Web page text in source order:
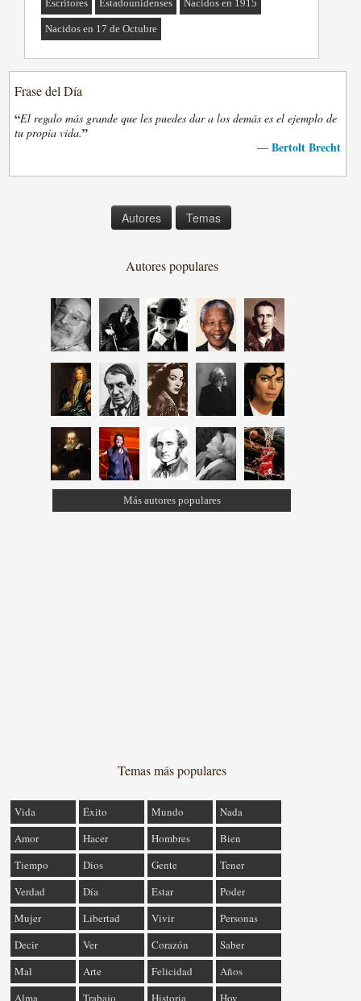
Escritores Estadounidenses Nacidos en 1915
Nacidos en 17 de Octubre
Frase del Día
“El regalo más grande que les puedes dar a los demás es el ejemplo de
tu propia vida.”
— Bertolt Brecht
Autores Temas
Autores populares
Más autores populares
Temas más populares
Vida Éxito Mundo
Nada
Amor
Hacer Hombres
Bien
Tiempo
Dios Gente
Tener
Verdad
Día Estar
Poder
Mujer
Libertad Vivir
Personas
Decir
Ver Corazón
Saber
Mal
Arte Felicidad
Años
Alma
Trabajo Historia Hoy